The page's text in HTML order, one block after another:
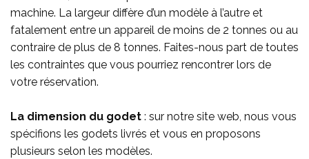
machine. La largeur diffère d’un modèle à l’autre et
fatalement entre un appareil de moins de 2 tonnes ou au
contraire de plus de 8 tonnes. Faites-nous part de toutes
les contraintes que vous pourriez rencontrer lors de
votre réservation.
La dimension du godet : sur notre site web, nous vous
spécifions les godets livrés et vous en proposons
plusieurs selon les modèles.